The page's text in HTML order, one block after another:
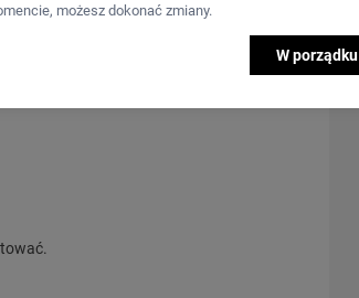
nakładów. Z ciekawszych
możesz dokonać zmiany.
W porządku